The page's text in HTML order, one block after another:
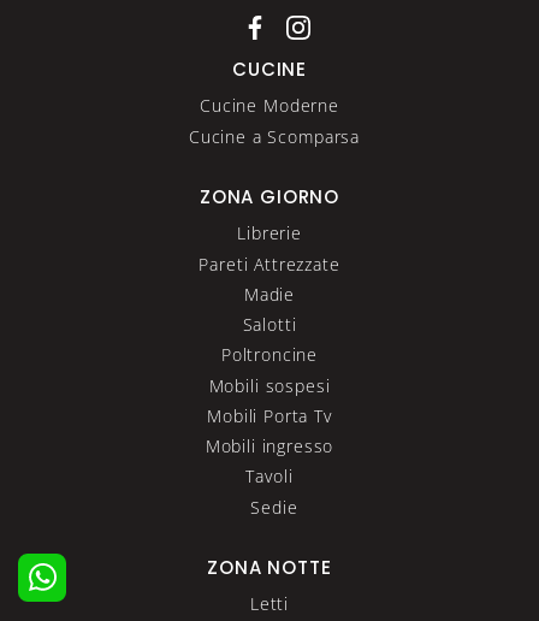
CUCINE
Cucine Moderne
Cucine a Scomparsa
ZONA GIORNO
Librerie
Pareti Attrezzate
Madie
Salotti
Poltroncine
Mobili sospesi
Mobili Porta Tv
Mobili ingresso
Tavoli
Sedie
ZONA NOTTE
Letti